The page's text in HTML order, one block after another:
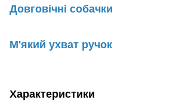
Довговічні собачки
М'який ухват ручок
Характеристики